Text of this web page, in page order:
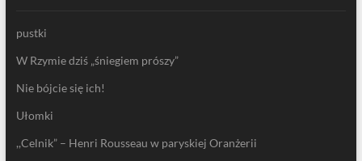
pustki
W Rzymie dziś „śniegiem prószy”
Nie bójcie się ich!
Ułomki
,,Celnik” – Henri Rousseau w paryskiej Oranżerii